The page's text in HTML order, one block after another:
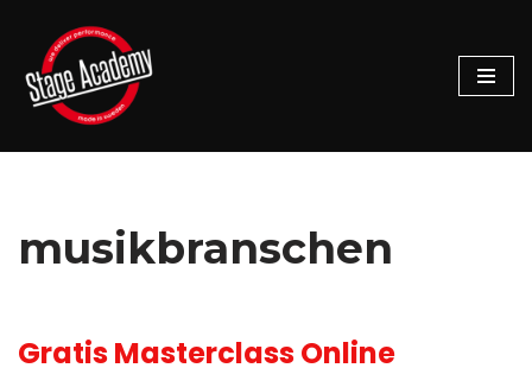
Hoppa
till
innehåll
musikbranschen
Gratis Masterclass Online